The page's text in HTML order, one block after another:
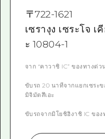
〒722-1621
เซรางุง เซระโจ
ะ 10804-1
จาก “คาวาชิ IC” ของทางด่
ขับรถ 20 นาทีจากแยกเซระ
มิจิมัตสึเอะ
ขับรถจากมิโยชิฮิงาชิ IC ขอ